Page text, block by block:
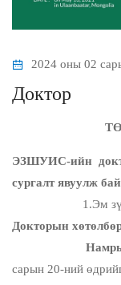
2024 оны 02
Доктор
ЭЗШУИС-ийн
сургалт явуулж
1.Эм зүйн
Докторын
Намрын
сарын 20-ний